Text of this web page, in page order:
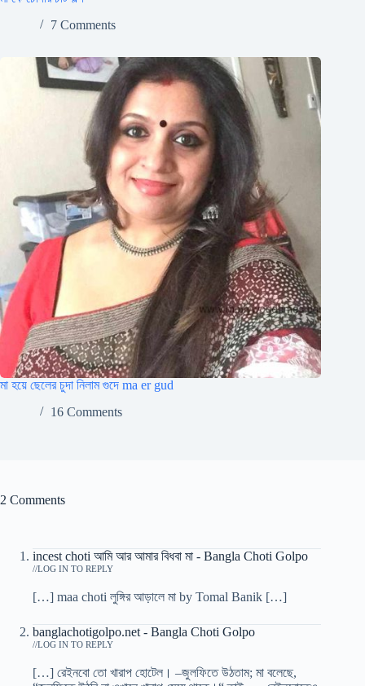
7 Comments
মা হয়ে ছেলের চুদা নিলাম গুদে ma er gud
16 Comments
2 Comments
incest choti আমি আর আমার বিধবা মা - Bangla Choti Golpo
/ LOG IN TO REPLY
[…] maa choti লুঙ্গির আড়ালে মা by Tomal Banik […]
banglachotigolpo.net - Bangla Choti Golpo
/ LOG IN TO REPLY
[…] রেইনবো তো খারাপ হোটেল। –জুলফিতে উঠতাম; মা বলেছে,